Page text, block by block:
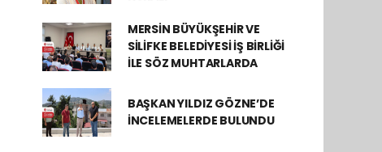
MERSİN BÜYÜKŞEHİR VE
SİLİFKE BELEDİYESİ İŞ BİRLİĞİ
İLE SÖZ MUHTARLARDA
BAŞKAN YILDIZ GÖZNE’DE
İNCELEMELERDE BULUNDU